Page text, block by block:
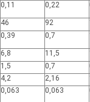
0,11 0,22
46 92
0,39 0,7
6,8 11,5
1,5 0,7
4,2 2,16
0,063 0,063